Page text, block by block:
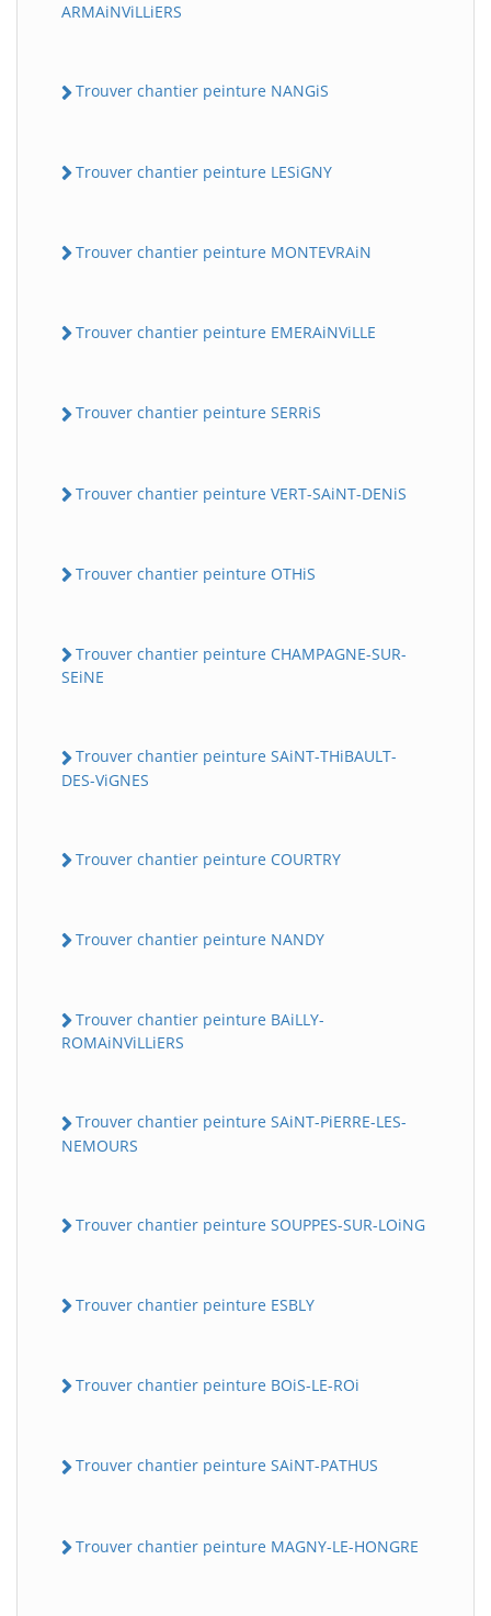
ARMAiNViLLiERS
Trouver chantier peinture NANGiS
Trouver chantier peinture LESiGNY
Trouver chantier peinture MONTEVRAiN
Trouver chantier peinture EMERAiNViLLE
Trouver chantier peinture SERRiS
Trouver chantier peinture VERT-SAiNT-DENiS
Trouver chantier peinture OTHiS
Trouver chantier peinture CHAMPAGNE-SUR-
SEiNE
Trouver chantier peinture SAiNT-THiBAULT-
DES-ViGNES
Trouver chantier peinture COURTRY
Trouver chantier peinture NANDY
Trouver chantier peinture BAiLLY-
ROMAiNViLLiERS
Trouver chantier peinture SAiNT-PiERRE-LES-
NEMOURS
Trouver chantier peinture SOUPPES-SUR-LOiNG
Trouver chantier peinture ESBLY
Trouver chantier peinture BOiS-LE-ROi
Trouver chantier peinture SAiNT-PATHUS
Trouver chantier peinture MAGNY-LE-HONGRE